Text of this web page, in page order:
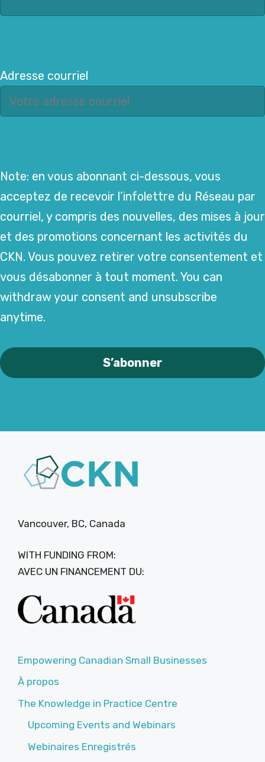
Adresse courriel
Note: en vous abonnant ci-dessous, vous
acceptez de recevoir l’infolettre du Réseau par
courriel, y compris des nouvelles, des mises à jour
et des promotions concernant les activités du
CKN. Vous pouvez retirer votre consentement et
vous désabonner à tout moment. You can
withdraw your consent and unsubscribe
anytime.
Vancouver, BC, Canada
WITH FUNDING FROM:
AVEC UN FINANCEMENT DU:
Empowering Canadian Small Businesses
À propos
The Knowledge in Practice Centre
Upcoming Events and Webinars
Webinaires Enregistrés